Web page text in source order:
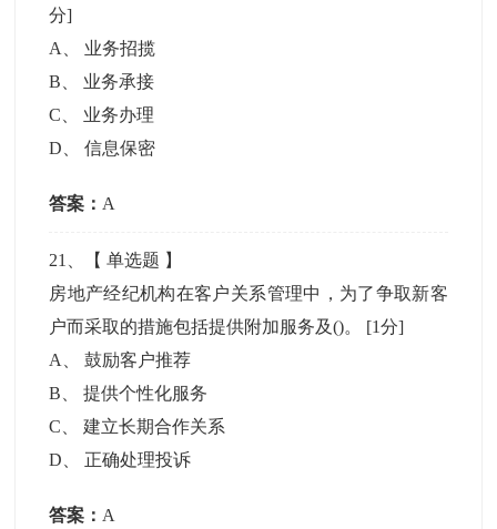
分]
A
业务招揽
B
业务承接
C
业务办理
D 、信息保密
答案： A
21 、【单选题 】
房地产经纪机构在客户关系管理中，为了争取新客
户而采取的措施包括提供附加服务及()。 [1分]
A
、鼓励客户推荐
B 、提供个性化服务
C 、建立长期合作关系
D
正确处理投诉
答案： A